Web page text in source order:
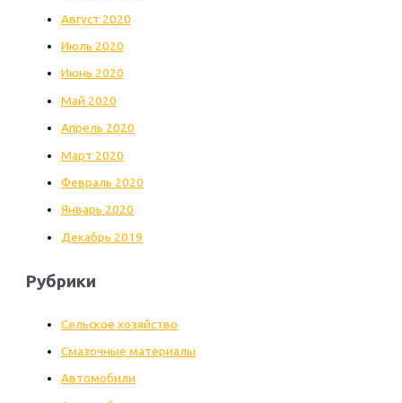
Август 2020
Июль 2020
Июнь 2020
Май 2020
Апрель 2020
Март 2020
Февраль 2020
Январь 2020
Декабрь 2019
Рубрики
Cельское хозяйство
Cмазочные материалы
Автомобили